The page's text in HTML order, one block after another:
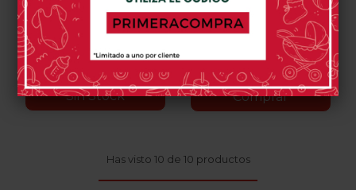
U78
Botanic
U79
Seal
U82
Coal
U85
Sesame
U81
Cloud
U88
Sand
0 opinión(es)
Sin Stock
Matt
Black
Mars
Gray
U78
Botanic
U79U85
Sesame
U81
Cloud
Argile
0 opinión(es)
Comprar
Has visto 10 de 10 productos